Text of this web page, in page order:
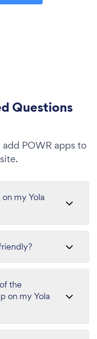
Questions
POWR apps to
my Yola
the
on my Yola